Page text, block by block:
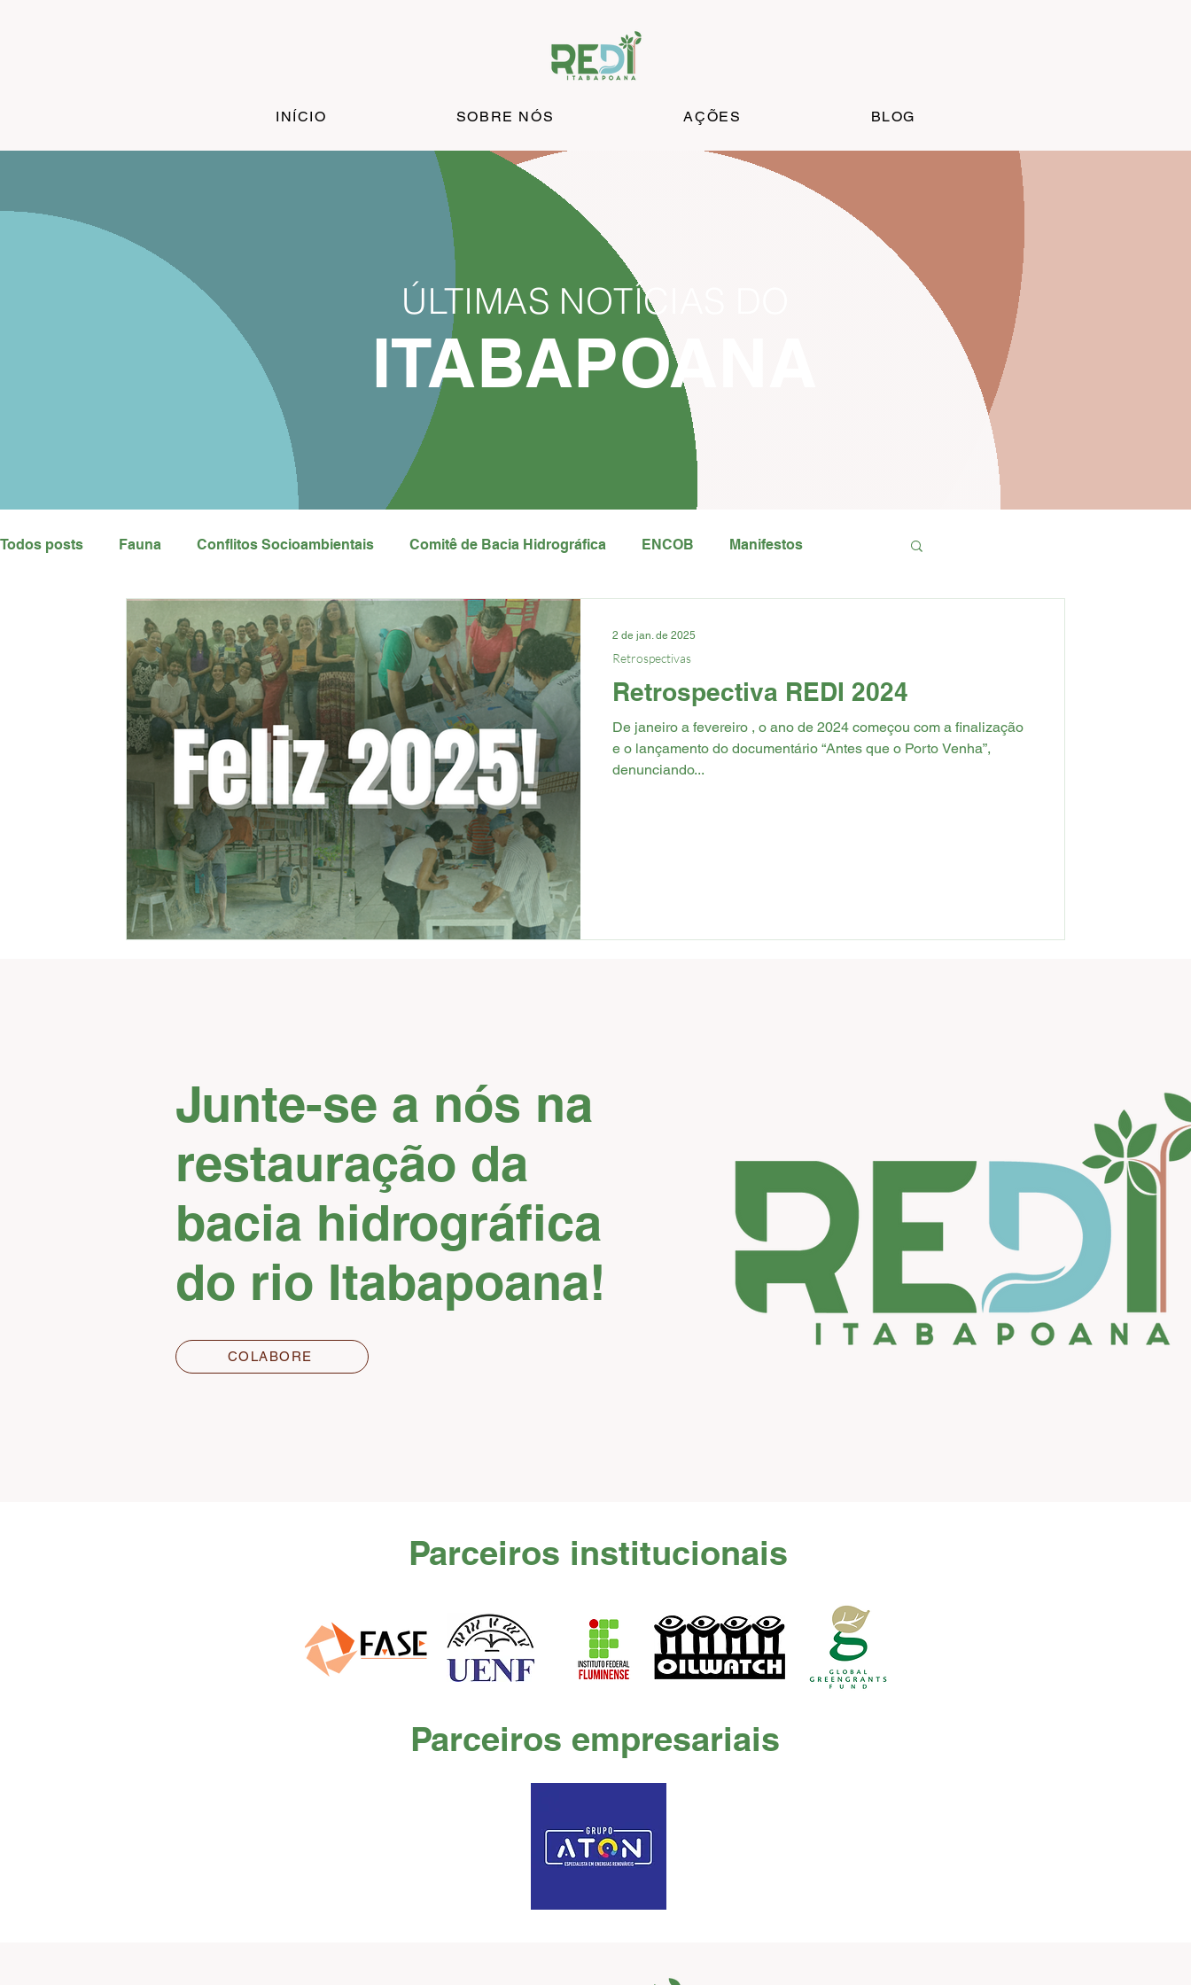
INÍCIO SOBRE NÓS AÇÕES BLOG
ÚLTIMAS NOTÍCIAS DO
ITABAPOANA
Todos posts Fauna Conflitos Socioambientais Comitê de Bacia Hidrográfica ENCOB Manifestos
Hidrelétricas Crítica Fim dos Lixões Presidente Kennedy
Antes que o Porto Venha Cartas Abertas COP 30 Fórum de Saberes Notas
Incidência Política Eleições 2024 Retrospectivas
Retrospectiva REDI 2024
De janeiro a fevereiro , o ano de 2024 começou com a finalização
e o lançamento do documentário “Antes que o Porto Venha”,
denunciando...
Retrospectivas
2 de jan. de 2025
Junte-se a nós na
restauração da
bacia hidrográfica
do rio Itabapoana!
COLABORE
Parceiros institucionais
Parceiros empresariais